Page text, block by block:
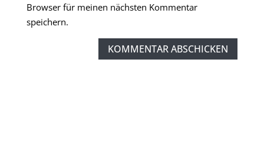
Browser für meinen nächsten Kommentar
speichern.
KOMMENTAR ABSCHICKEN